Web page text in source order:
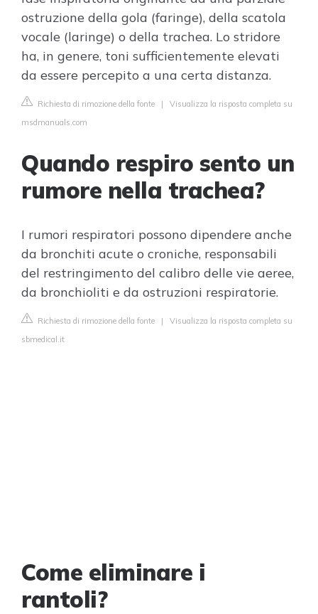
ostruzione della gola (faringe), della scatola
vocale (laringe) o della trachea. Lo stridore
ha, in genere, toni sufficientemente elevati
da essere percepito a una certa distanza.
Richiesta di rimozione della fonte | Visualizza la risposta completa su
msdmanuals.com
Quando respiro sento un
rumore nella trachea?
I rumori respiratori possono dipendere anche
da bronchiti acute o croniche, responsabili
del restringimento del calibro delle vie aeree,
da bronchioliti e da ostruzioni respiratorie.
Richiesta di rimozione della fonte | Visualizza la risposta completa su
sbmedical.it
Come eliminare i
rantoli?